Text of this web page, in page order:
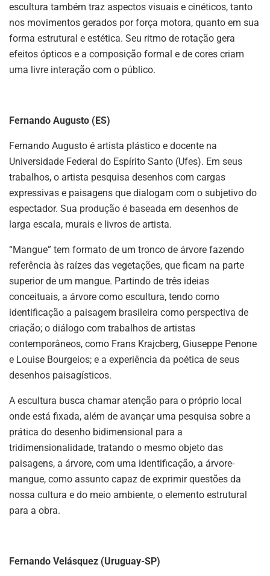
escultura também traz aspectos visuais e cinéticos, tanto
nos movimentos gerados por força motora, quanto em sua
forma estrutural e estética. Seu ritmo de rotação gera
efeitos ópticos e a composição formal e de cores criam
uma livre interação com o público.
Fernando Augusto (ES)
Fernando Augusto é artista plástico e docente na
Universidade Federal do Espírito Santo (Ufes). Em seus
trabalhos, o artista pesquisa desenhos com cargas
expressivas e paisagens que dialogam com o subjetivo do
espectador. Sua produção é baseada em desenhos de
larga escala, murais e livros de artista.
“Mangue” tem formato de um tronco de árvore fazendo
referência às raízes das vegetações, que ficam na parte
superior de um mangue. Partindo de três ideias
conceituais, a árvore como escultura, tendo como
identificação a paisagem brasileira como perspectiva de
criação; o diálogo com trabalhos de artistas
contemporâneos, como Frans Krajcberg, Giuseppe Penone
e Louise Bourgeios; e a experiência da poética de seus
desenhos paisagísticos.
A escultura busca chamar atenção para o próprio local
onde está fixada, além de avançar uma pesquisa sobre a
prática do desenho bidimensional para a
tridimensionalidade, tratando o mesmo objeto das
paisagens, a árvore, com uma identificação, a árvore-
mangue, como assunto capaz de exprimir questões da
nossa cultura e do meio ambiente, o elemento estrutural
para a obra.
Fernando Velásquez (Uruguay-SP)